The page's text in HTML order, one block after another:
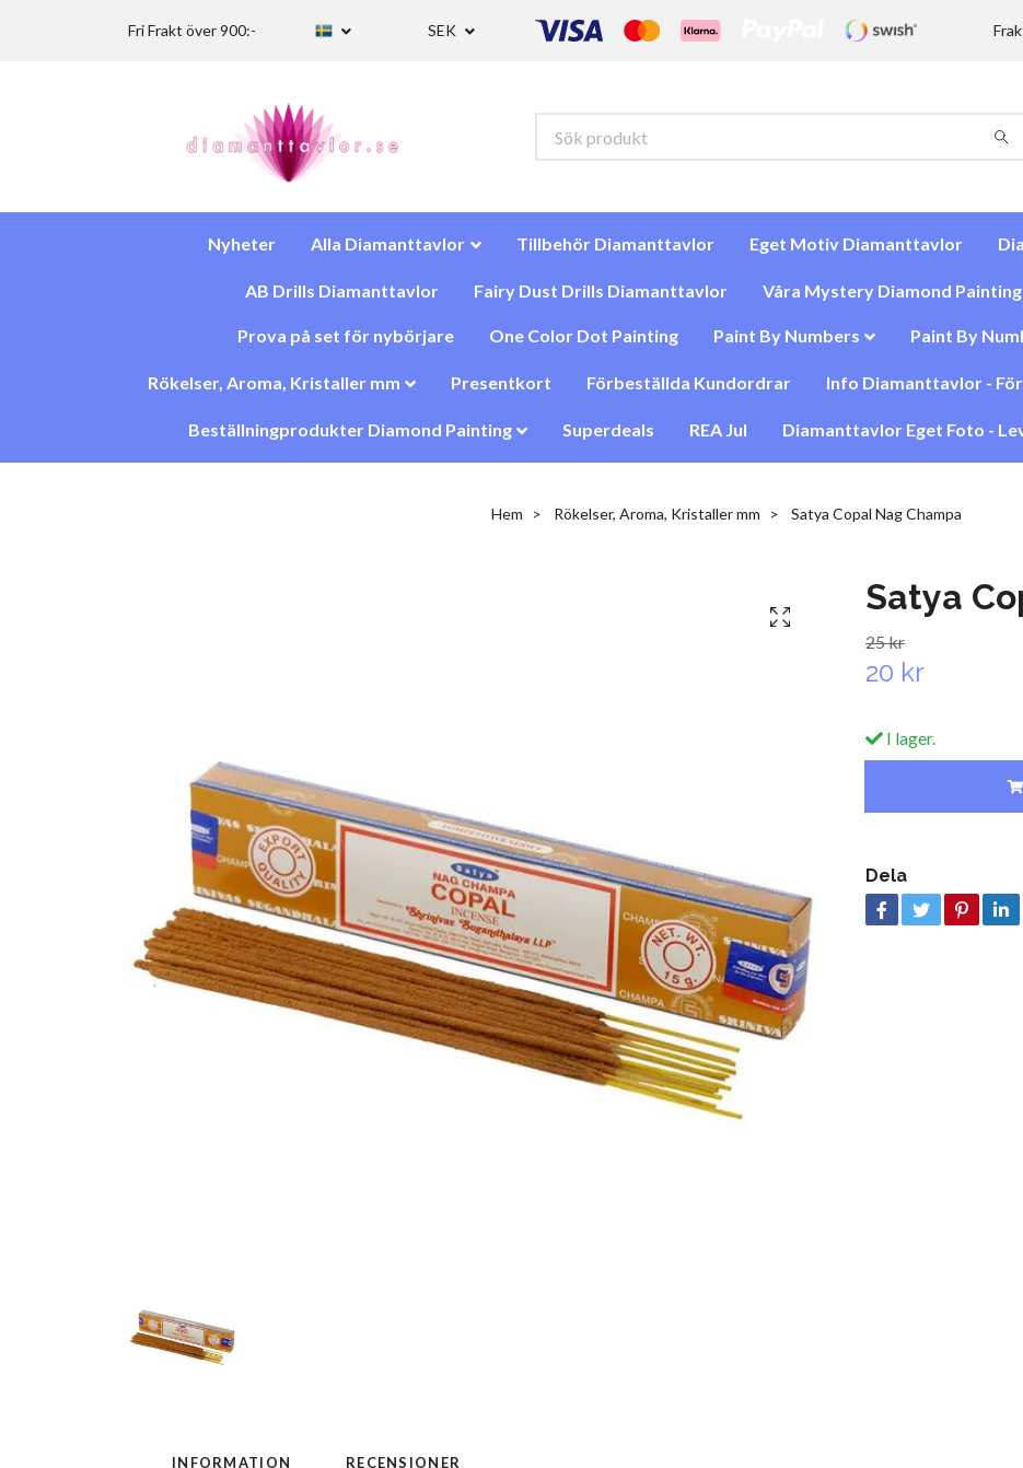
Fri Frakt över 900:- SEK
Nyheter Alla Diamanttavlor Tillbehör Diamanttavlor Eget Motiv Diamanttavlor
AB Drills Diamanttavlor Fairy Dust Drills Diamanttavlor Våra Mystery Diamond Painting
Prova på set för nybörjare One Color Dot Painting Paint By Numbers Paint By
Rökelser, Aroma, Kristaller mm Presentkort Förbeställda Kundordrar Info Diamanttavlor -
Beställningprodukter Diamond Painting Superdeals REA Jul Diamanttavlor Eget Foto -
Hem Rökelser, Aroma, Kristaller mm Satya Copal Nag Champa
Satya
25 kr
20 kr
I lager.
Dela
INFORMATION RECENSIONER